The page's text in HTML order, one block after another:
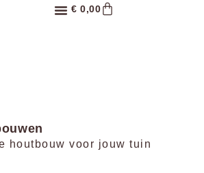
€ 0,00
houtbouw voor jouw tuin